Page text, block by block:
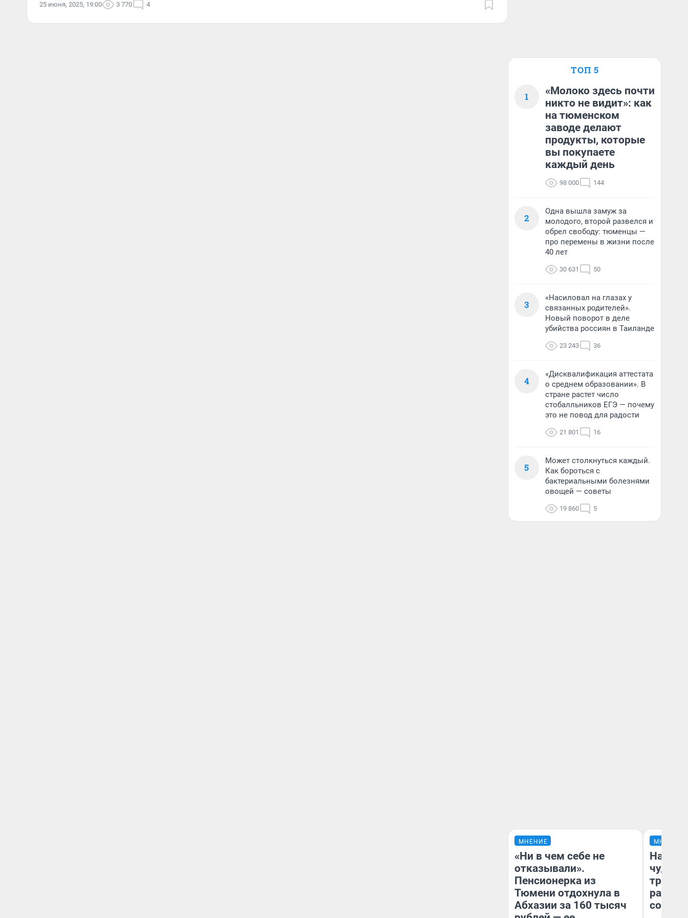
25 июня, 2025, 19:00 3 770 4
ТОП 5
1
«Молоко здесь почти
никто не видит»: как
на тюменском
заводе делают
продукты, которые
вы покупаете
каждый день
98 000 144
2
Одна вышла замуж за
молодого, второй развелся и
обрел свободу: тюменцы —
про перемены в жизни после
40 лет
30 631 50
3
«Насиловал на глазах у
связанных родителей».
Новый поворот в деле
убийства россиян в Таиланде
23 243 36
4
«Дисквалификация аттестата
о среднем образовании». В
стране растет число
стобалльников ЕГЭ — почему
это не повод для радости
21 801 16
5
Может столкнуться каждый.
Как бороться с
бактериальными болезнями
овощей — советы
19 860 5
МНЕНИЕ
«Ни в чем себе не
отказывали».
Пенсионерка из
Тюмени отдохнула в
Абхазии за 160 тысяч
МНЕНИЕ
чудом